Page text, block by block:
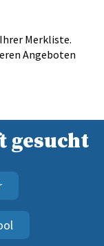
Merkliste.
Angeboten
gesucht